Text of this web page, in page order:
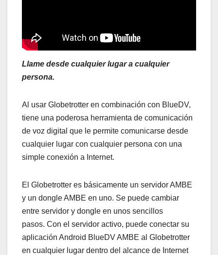
Llame desde cualquier lugar a cualquier
persona.
Al usar Globetrotter en combinación con BlueDV,
tiene una poderosa herramienta de comunicación
de voz digital que le permite comunicarse desde
cualquier lugar con cualquier persona con una
simple conexión a Internet.
El Globetrotter es básicamente un servidor AMBE
y un dongle AMBE en uno. Se puede cambiar
entre servidor y dongle en unos sencillos
pasos. Con el servidor activo, puede conectar su
aplicación Android BlueDV AMBE al Globetrotter
en cualquier lugar dentro del alcance de Internet